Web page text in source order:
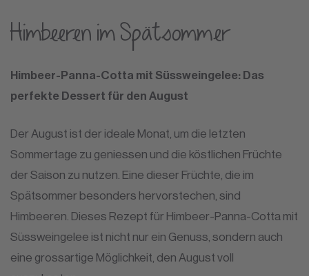
Himbeeren im Spätsommer
Himbeer-Panna-Cotta mit Süssweingelee: Das
perfekte Dessert für den August
Der August ist der ideale Monat, um die letzten
Sommertage zu geniessen und die köstlichen Früchte
der Saison zu nutzen. Eine dieser Früchte, die im
Spätsommer besonders hervorstechen, sind
Himbeeren. Dieses Rezept für Himbeer-Panna-Cotta mit
Süssweingelee ist nicht nur ein Genuss, sondern auch
eine grossartige Möglichkeit, den August voll